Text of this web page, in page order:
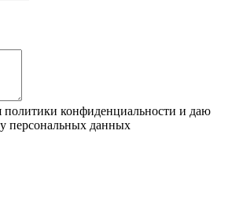
конфиденциальности и даю
персональных данных